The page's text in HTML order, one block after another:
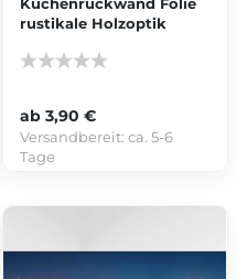
rustikale Holzoptik
ab 3,90 €
Versandbereit:ca. 5-6
Tage